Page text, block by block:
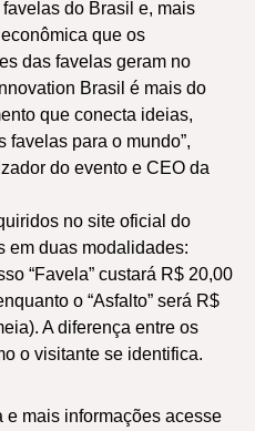
do Brasil e, mais
que os
das favelas geram no
Brasil é mais do
que conecta ideias,
favelas para o mundo”,
do evento e CEO da
no site oficial do
em duas modalidades:
“Favela” custará R$ 20,00
o “Asfalto” será R$
A diferença entre os
o visitante se identifica.
e mais informações acesse